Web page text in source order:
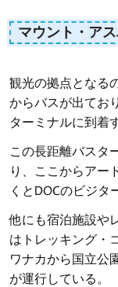
マウント・ア
観光の拠点となる
からバスが出てお
ターミナルに到着
この長距離バスタ
り、ここからアー
くとDOCのビジタ
他にも宿泊施設や
はトレッキング・
ワナカから国立公
が運行している。